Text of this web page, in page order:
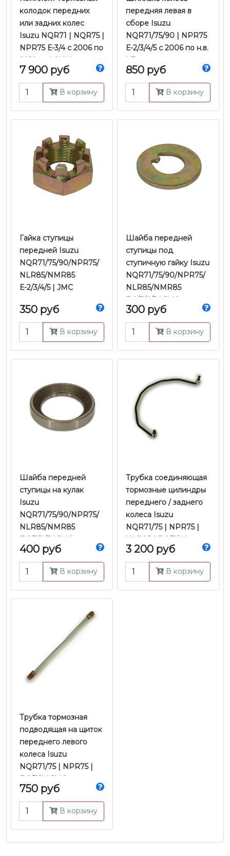
колодок передних
или задних колес
Isuzu NQR71 | NQR75 |
NPR75 Е-3/4 с 2006 по
2018 гг. | CHM
7 900 руб
В корзину
передняя левая в
сборе Isuzu
NQR71/75/90 | NPR75
Е-2/3/4/5 с 2006 по н.в.
| Zevs
850 руб
В корзину
Гайка ступицы
передней Isuzu
NQR71/75/90/NPR75/
NLR85/NMR85
Е-2/3/4/5 | JMC
350 руб
В корзину
Шайба передней
ступицы под
ступичную гайку Isuzu
NQR71/75/90/NPR75/
NLR85/NMR85
Е-2/3/4/5 | JMC
300 руб
В корзину
Шайба передней
ступицы на кулак
Isuzu
NQR71/75/90/NPR75/
NLR85/NMR85
Е-2/3/4/5 | JMC
400 руб
В корзину
Трубка соединяющая
тормозные цилиндры
переднего / заднего
колеса Isuzu
NQR71/75 | NPR75 |
NLR85 | Е-2/3/4 |
Оригинал
3 200 руб
В корзину
Трубка тормозная
подводящая на щиток
переднего левого
колеса Isuzu
NQR71/75 | NPR75 |
Е-2/3/4 | JMC
750 руб
В корзину